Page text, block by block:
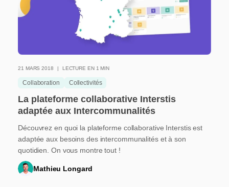
21 MARS 2018 LECTURE EN 1 MIN
Collaboration Collectivités
La plateforme collaborative Interstis
adaptée aux Intercommunalités
Découvrez en quoi la plateforme collaborative Interstis est
adaptée aux besoins des intercommunalités et à son
quotidien. On vous montre tout !
Mathieu Longard